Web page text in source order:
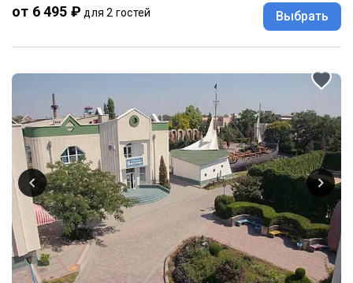
от 6 495 ₽ для 2 гостей Выбрать